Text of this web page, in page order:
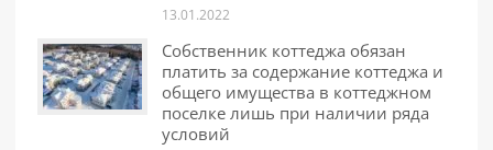
13.01.2022
Собственник коттеджа обязан
платить за содержание коттеджа и
общего имущества в коттеджном
поселке лишь при наличии ряда
условий